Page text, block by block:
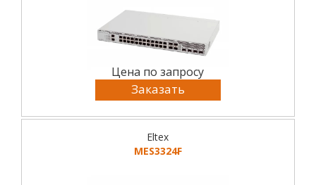
Цена по запросу
Заказать
Eltex
MES3324F